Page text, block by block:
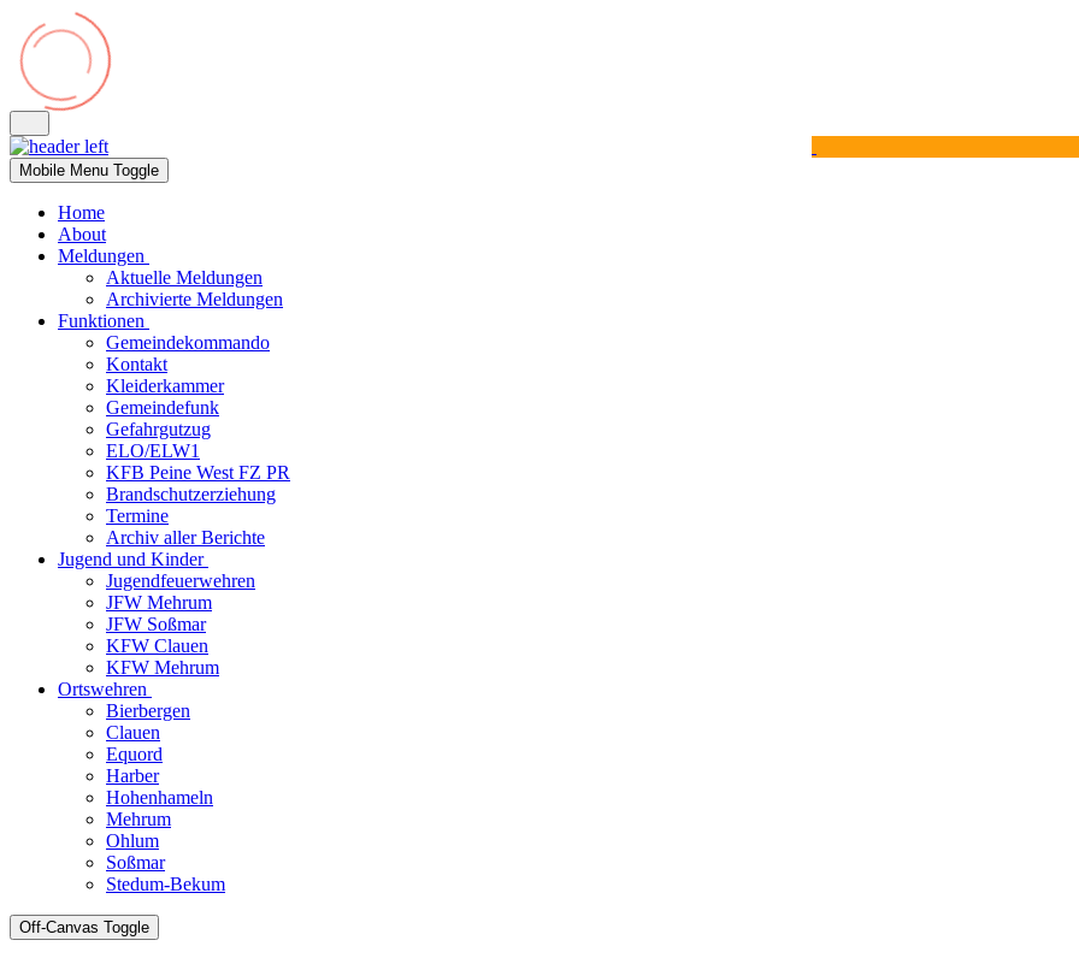
Mobile Menu Toggle
Home
About
Meldungen
Aktuelle Meldungen
Archivierte Meldungen
Funktionen
Gemeindekommando
Kontakt
Kleiderkammer
Gemeindefunk
Gefahrgutzug
ELO/ELW1
KFB Peine West FZ PR
Brandschutzerziehung
Termine
Archiv aller Berichte
Jugend und Kinder
Jugendfeuerwehren
JFW Mehrum
JFW Soßmar
KFW Clauen
KFW Mehrum
Ortswehren
Bierbergen
Clauen
Equord
Harber
Hohenhameln
Mehrum
Ohlum
Soßmar
Stedum-Bekum
Off-Canvas Toggle